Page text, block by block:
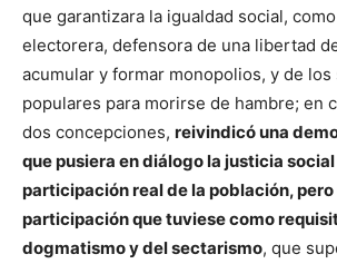
que garantizara la igualdad social,
electorera, defensora de una libertad
acumular y formar monopolios, y de los
populares para morirse de hambre; en
dos concepciones, reivindicó una
que pusiera en diálogo la justicia social
participación real de la población, pero
participación que tuviese como
dogmatismo y del sectarismo, que